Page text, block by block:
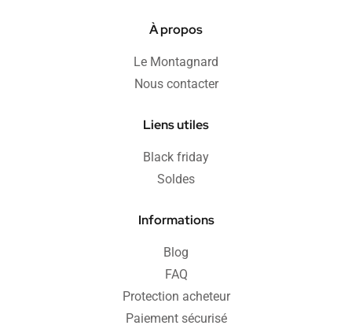
À propos
Le Montagnard
Nous contacter
Liens utiles
Black friday
Soldes
Informations
Blog
FAQ
Protection acheteur
Paiement sécurisé